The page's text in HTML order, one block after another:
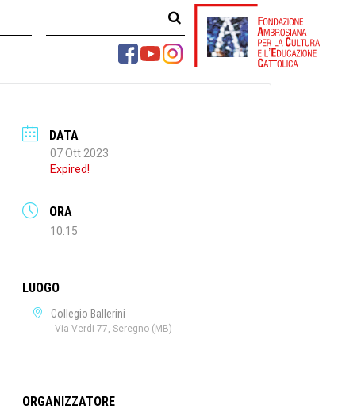
DATA
07 Ott 2023
Expired!
ORA
10:15
LUOGO
Collegio Ballerini
Via Verdi 77, Seregno (MB)
ORGANIZZATORE